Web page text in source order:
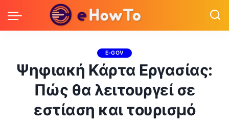
E-GOV
Ψηφιακή Κάρτα Εργασίας:
Πώς θα λειτουργεί σε
εστίαση και τουρισμό